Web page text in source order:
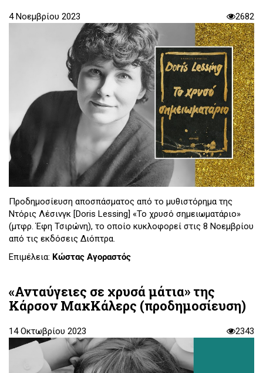
4 Νοεμβρίου 2023 2682
Προδημοσίευση αποσπάσματος από το μυθιστόρημα της
Ντόρις Λέσινγκ [Doris Lessing] «Το χρυσό σημειωματάριο»
(μτφρ. Έφη Τσιρώνη), το οποίο κυκλοφορεί στις 8 Νοεμβρίου
από τις εκδόσεις Διόπτρα.
Επιμέλεια: Κώστας Αγοραστός
«Ανταύγειες σε χρυσά μάτια» της
Κάρσον ΜακΚάλερς (προδημοσίευση)
14 Οκτωβρίου 2023 2343